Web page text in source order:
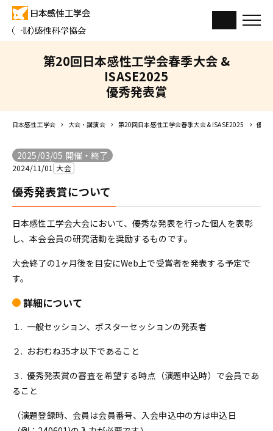
第20回日本感性工学会春季大会 &
ISASE2025
優秀発表賞
日本感性工学会 大会・講演会 第20回日本感性工学会春季大会 & ISASE2025 優秀
2025/03/05 開催・終了
2024/11/01 大会
優秀発表賞について
日本感性工学会大会において、優秀な発表を行った個人を表彰
し、本会会員の研究活動を奨励するものです。
大会終了の1ヶ月後を目安にWeb上で受賞者を発表する予定で
す。
詳細について
１. 一般セッション、ポスターセッションの発表者
２. おおむね35才以下であること
３. 優秀発表賞の審査を希望する時点（演題申込時）で会員であ
ること
（演題登録時、会員は会員番号、入会申込中の方は申込日